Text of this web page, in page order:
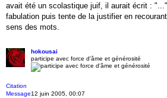
avait été un scolastique juif, il aurait écrit :
fabulation puis tente de la justifier en
sens des mots.
hokousai
participe avec force d'âme et générosité
Citation
Message12 juin 2005, 00:07